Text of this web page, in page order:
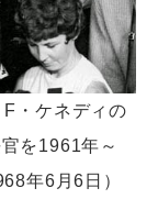
・ケネディの
を1961年～
年6月6日）